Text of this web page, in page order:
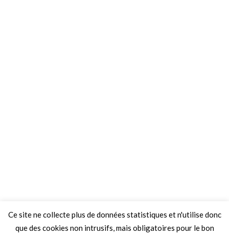
Ce site ne collecte plus de données statistiques et n'utilise donc
que des cookies non intrusifs, mais obligatoires pour le bon